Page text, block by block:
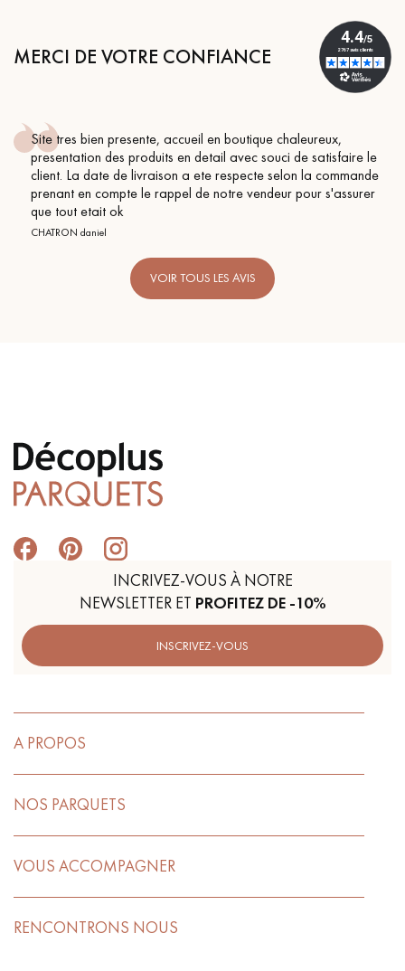
Obtenez un devis gratuit !
MERCI DE VOTRE CONFIANCE
Site tres bien presente, accueil en boutique chaleureux,
presentation des produits en detail avec souci de satisfaire le
client. La date de livraison a ete respecte selon la commande
prenant en compte le rappel de notre vendeur pour s'assurer
que tout etait ok
CHATRON daniel
VOIR TOUS LES AVIS
INCRIVEZ-VOUS À NOTRE
NEWSLETTER ET PROFITEZ DE -10%
INSCRIVEZ-VOUS
A PROPOS
NOS PARQUETS
VOUS ACCOMPAGNER
RENCONTRONS NOUS